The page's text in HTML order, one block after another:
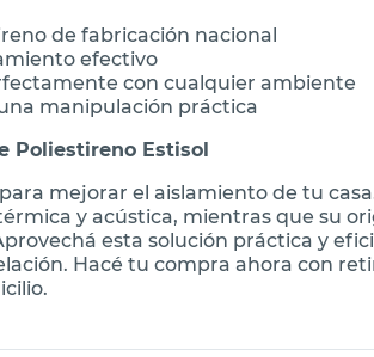
de fabricación nacional
efectivo
con cualquier ambiente
manipulación práctica
Poliestireno Estisol
mejorar el aislamiento de tu
y acústica, mientras que su
esta solución práctica y
Hacé tu compra ahora con